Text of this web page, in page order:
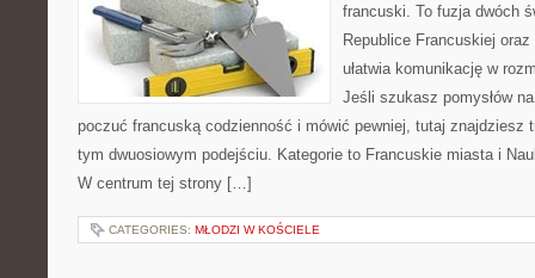
francuski. To fuzja dwóch
Republice Francuskiej
ułatwia komunikację w
Jeśli szukasz pomysłów
poczuć francuską codzienność i mówić pewniej, tutaj znajdziesz
tym dwuosiowym podejściu. Kategorie to Francuskie miasta i
W centrum tej strony […]
CATEGORIES: MŁODZI W KOŚCIELE